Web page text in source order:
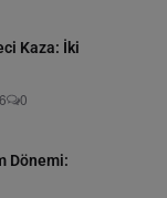
Kaza: İki
0
Dönemi: